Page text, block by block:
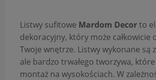
Listwy sufitowe Mardom Decorto
dekoracyjny, który może całkowicie
Twoje wnętrze. Listwy wykonane są
ale bardzo trwałego tworzywa,
montaż na wysokościach. W